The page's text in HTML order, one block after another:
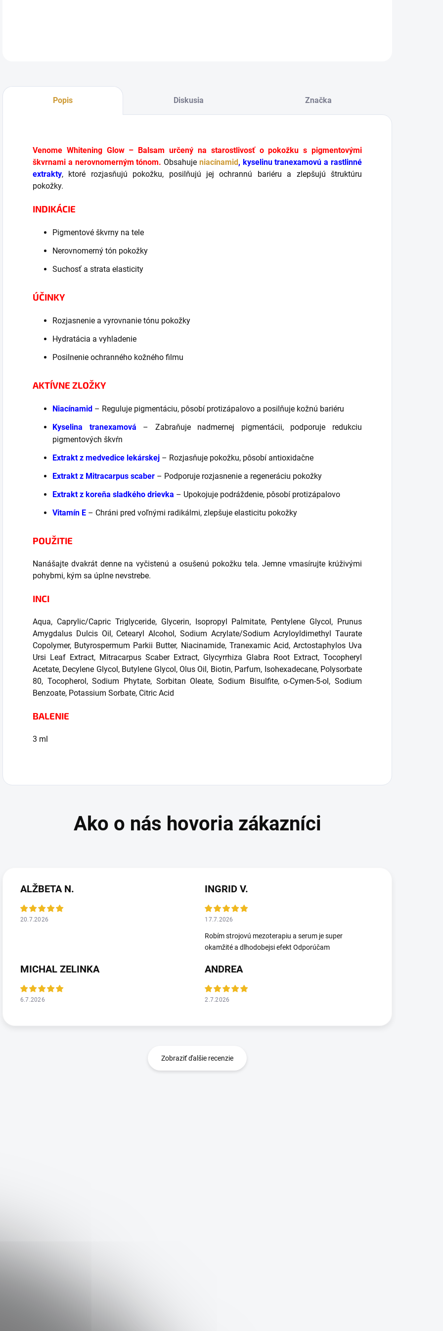
Popis Diskusia Značka
Venome Whitening Glow – Balsam určený na starostlivosť o pokožku s pigmentovými
škvrnami a nerovnomerným tónom. Obsahuje niacínamid, kyselinu tranexamovú a rastlinné
extrakty, ktoré rozjasňujú pokožku, posilňujú jej ochrannú bariéru a zlepšujú štruktúru
pokožky.
INDIKÁCIE
Pigmentové škvrny na tele
Nerovnomerný tón pokožky
Suchosť a strata elasticity
ÚČINKY
Rozjasnenie a vyrovnanie tónu pokožky
Hydratácia a vyhladenie
Posilnenie ochranného kožného filmu
AKTÍVNE ZLOŽKY
Niacínamid – Reguluje pigmentáciu, pôsobí protizápalovo a posilňuje kožnú bariéru
Kyselina tranexamová – Zabraňuje nadmernej pigmentácii, podporuje redukciu
pigmentových škvŕn
Extrakt z medvedice lekárskej – Rozjasňuje pokožku, pôsobí antioxidačne
Extrakt z Mitracarpus scaber – Podporuje rozjasnenie a regeneráciu pokožky
Extrakt z koreňa sladkého drievka – Upokojuje podráždenie, pôsobí protizápalovo
Vitamín E – Chráni pred voľnými radikálmi, zlepšuje elasticitu pokožky
POUŽITIE
Nanášajte dvakrát denne na vyčistenú a osušenú pokožku tela. Jemne vmasírujte krúživými
pohybmi, kým sa úplne nevstrebe.
INCI
Aqua, Caprylic/Capric Triglyceride, Glycerin, Isopropyl Palmitate, Pentylene Glycol, Prunus
Amygdalus Dulcis Oil, Cetearyl Alcohol, Sodium Acrylate/Sodium Acryloyldimethyl Taurate
Copolymer, Butyrospermum Parkii Butter, Niacinamide, Tranexamic Acid, Arctostaphylos Uva
Ursi Leaf Extract, Mitracarpus Scaber Extract, Glycyrrhiza Glabra Root Extract, Tocopheryl
Acetate, Decylene Glycol, Butylene Glycol, Olus Oil, Biotin, Parfum, Isohexadecane, Polysorbate
80, Tocopherol, Sodium Phytate, Sorbitan Oleate, Sodium Bisulfite, o-Cymen-5-ol, Sodium
Benzoate, Potassium Sorbate, Citric Acid
BALENIE
3 ml
ALŽBETA N.
20.7.2026
INGRID V.
17.7.2026
Robím strojovú mezoterapiu a serum je super
okamžité a dlhodobejsi efekt Odporúčam
MICHAL ZELINKA
6.7.2026
ANDREA
2.7.2026
Zobraziť ďalšie recenzie